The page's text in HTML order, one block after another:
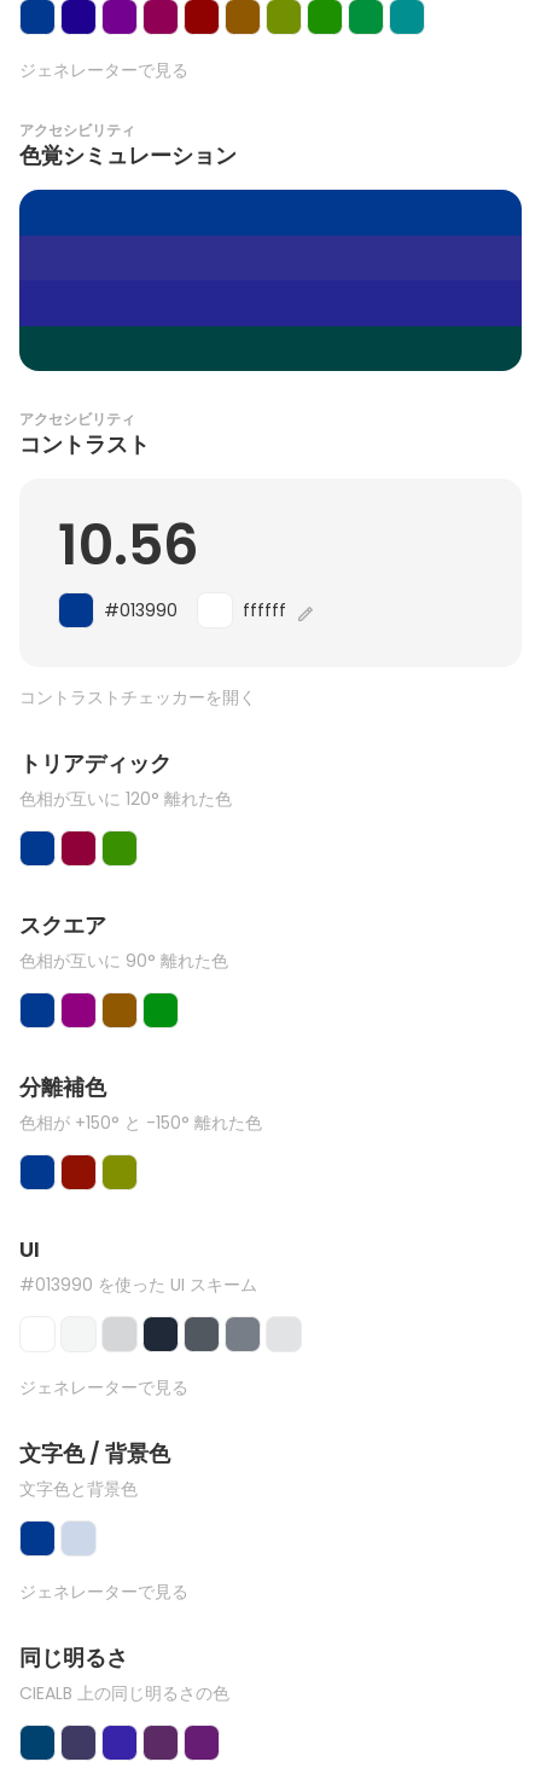
ジェネレーターで見る
アクセシビリティ
色覚シミュレーション
アクセシビリティ
コントラスト
10.56
#013990 ffffff
コントラストチェッカーを開く
トリアディック
色相が互いに 120° 離れた色
スクエア
色相が互いに 90° 離れた色
分離補色
色相が +150° と -150° 離れた色
UI
#013990 を使った UI スキーム
ジェネレーターで見る
文字色 / 背景色
文字色と背景色
ジェネレーターで見る
同じ明るさ
CIEALB 上の同じ明るさの色